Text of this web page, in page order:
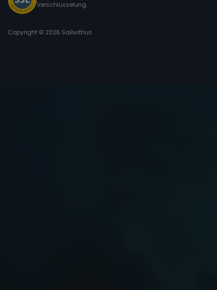
Verschlüsselung.
Copyright © 2026 Sailwithus